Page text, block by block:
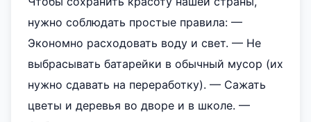
нужно соблюдать простые правила: —
Экономно расходовать воду и свет. — Не
выбрасывать батарейки в обычный мусор (их
нужно сдавать на переработку). — Сажать
цветы и деревья во дворе и в школе. —